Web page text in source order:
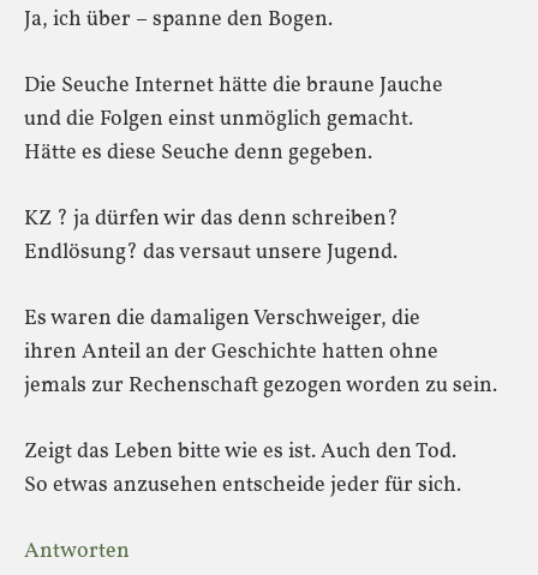
Ja, ich über – spanne den Bogen.
Die Seuche Internet hätte die braune Jauche
und die Folgen einst unmöglich gemacht.
Hätte es diese Seuche denn gegeben.
KZ ? ja dürfen wir das denn schreiben?
Endlösung? das versaut unsere Jugend.
Es waren die damaligen Verschweiger, die
ihren Anteil an der Geschichte hatten ohne
jemals zur Rechenschaft gezogen worden zu sein.
Zeigt das Leben bitte wie es ist. Auch den Tod.
So etwas anzusehen entscheide jeder für sich.
Antworten